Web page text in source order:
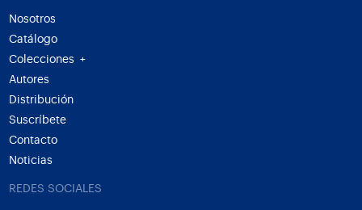
Nosotros
Catálogo
Colecciones
+
Autores
Distribución
Suscríbete
Contacto
Noticias
REDES SOCIALES